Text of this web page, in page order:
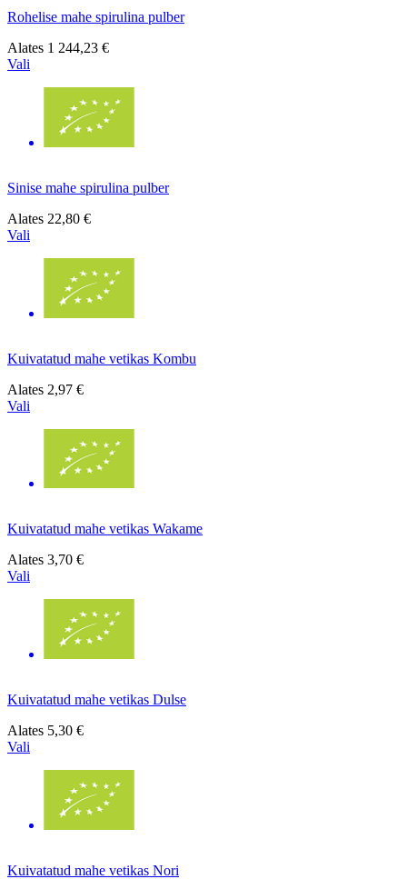
Rohelise mahe spirulina pulber
Alates 1 244,23 €
Vali
Sinise mahe spirulina pulber
Alates 22,80 €
Vali
Kuivatatud mahe vetikas Kombu
Alates 2,97 €
Vali
Kuivatatud mahe vetikas Wakame
Alates 3,70 €
Vali
Kuivatatud mahe vetikas Dulse
Alates 5,30 €
Vali
Kuivatatud mahe vetikas Nori